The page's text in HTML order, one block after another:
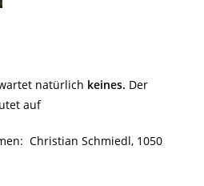
natürlich keines. Der
auf
Christian Schmiedl, 1050